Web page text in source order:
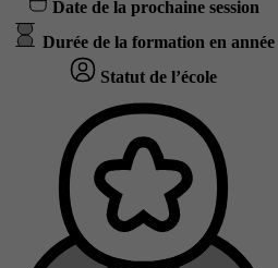
Date de la prochaine session
Durée de la formation en année
Statut de l’école